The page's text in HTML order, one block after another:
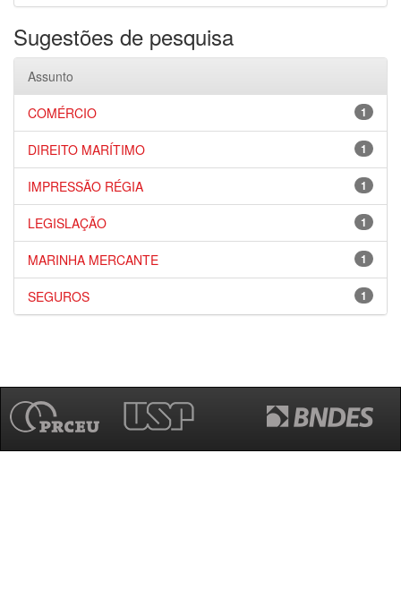
Sugestões de pesquisa
Assunto
1
COMÉRCIO
1
DIREITO MARÍTIMO
1
IMPRESSÃO RÉGIA
1
LEGISLAÇÃO
1
MARINHA MERCANTE
1
SEGUROS